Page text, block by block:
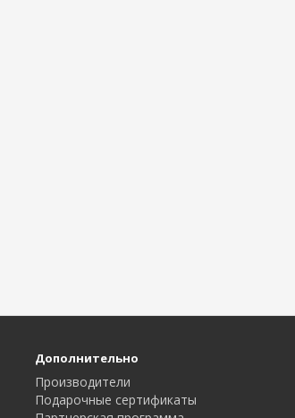
Дополнительно
Производители
Подарочные сертификаты